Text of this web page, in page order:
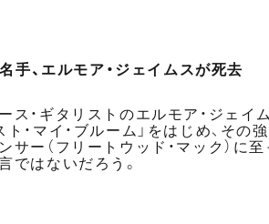
手、エルモア・ジェイムスが死去
ス・ギタリストのエルモア・ジェ
ト・マイ・ブルーム」をはじめ、そ
サー（フリートウッド・マック）
ではないだろう。